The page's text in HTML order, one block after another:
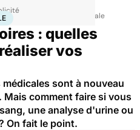
Laboratoire biologie médicale
: quelles
vos
sont à nouveau
Mais comment faire si vous
une analyse d'urine ou
On fait le point.